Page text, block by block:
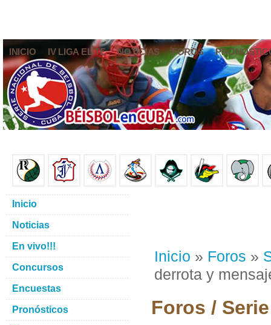
INICIO IV LIGA ELITE NOTICIAS FOROS
Inicio » Foros »
derrota y
Foros /
Inicio
Noticias
En vivo!!!
Concursos
Encuestas
Pronósticos